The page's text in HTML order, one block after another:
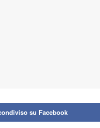
su Facebook